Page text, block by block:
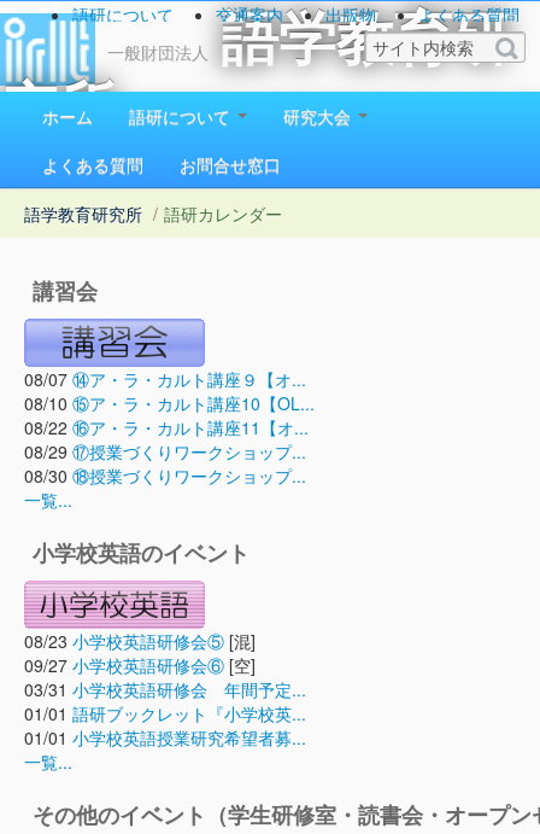
一般財団法人
語学教育研
究所
1923（大正12）年創立
語研について 交通案内 出版物
よくある質問
お問い合わせ
ホーム 語研について
研究大会
よくある質問
お問合せ窓口
語学教育研究所 / 語研カレンダー
講習会
08/07 ⑭ア・ラ・カルト講座９【オ...
08/10 ⑮ア・ラ・カルト講座10【OL...
08/22 ⑯ア・ラ・カルト講座11【オ...
08/29 ⑰授業づくりワークショップ...
08/30 ⑱授業づくりワークショップ...
一覧...
小学校英語のイベント
08/23 小学校英語研修会⑤ [混]
09/27 小学校英語研修会⑥ [空]
03/31 小学校英語研修会 年間予定...
01/01 語研ブックレット『小学校英...
01/01 小学校英語授業研究希望者募...
一覧...
その他のイベント（学生研修室・読書会・オープン